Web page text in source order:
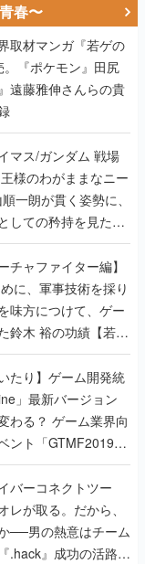
春〜
取材マンガ『若ゲの
『ポケモン』田尻
遠藤雅伸さんらの貴
ス/ガンダム 戦場
様のわがままなニー
一朗が貫く姿勢に、
しての矜持を見た
】
チャファイター編】
に、軍事技術を採り
味方につけて、ゲー
鈴木 裕の功績【若ゲ
たり】ゲーム開発統
」最新バージョン
わる？ ゲーム業界向
ント「GTMF2019」
深めよう【PR】
バーコネクトツー
が取る。だから、
──男の熱意はチーム
.hack』成功の活路を